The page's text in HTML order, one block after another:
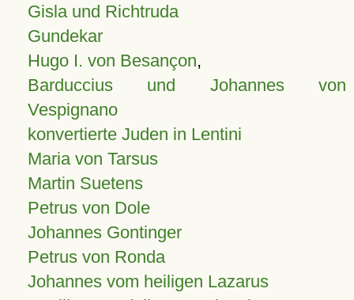
Gisla und Richtruda
Gundekar
Hugo I. von Besançon,
Barduccius und Johannes von
Vespignano
konvertierte Juden in Lentini
Maria von Tarsus
Martin Suetens
Petrus von Dole
Johannes Gontinger
Petrus von Ronda
Johannes vom heiligen Lazarus